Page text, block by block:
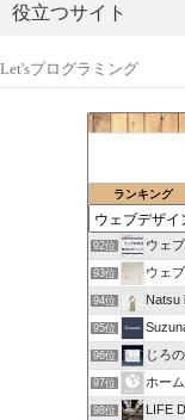
役立つサイト
Let'sプログラミング
ランキング
92位 ウェ
93位 ウェブ
94位 Natsu
95位
96位 じろ
97位 ホー
98位 LIFE